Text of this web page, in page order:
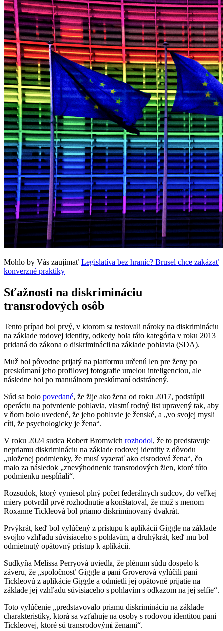
Mohlo by Vás zaujímať Legislatíva bez hraníc? Brusel chce zakázať
konverzné praktiky
Sťažnosti na diskrimináciu
transrodových osôb
Tento prípad bol prvý, v ktorom sa testovali nároky na diskrimináciu
na základe rodovej identity, odkedy bola táto kategória v roku 2013
pridaná do zákona o diskriminácii na základe pohlavia (SDA).
Muž bol pôvodne prijatý na platformu určenú len pre ženy po
preskúmaní jeho profilovej fotografie umelou inteligenciou, ale
následne bol po manuálnom preskúmaní odstránený.
Súd sa bolo povedané, že žije ako žena od roku 2017, podstúpil
operáciu na potvrdenie pohlavia, vlastní rodný list upravený tak, aby
v ňom bolo uvedené, že jeho pohlavie je ženské, a „vo svojej mysli
cíti, že psychologicky je žena“.
V roku 2024 sudca Robert Bromwich rozhodol, že to predstavuje
nepriamu diskrimináciu na základe rodovej identity z dôvodu
„uloženej podmienky, že musí vyzerať ako cisrodová žena“, čo
malo za následok „znevýhodnenie transrodových žien, ktoré túto
podmienku nespĺňali“.
Rozsudok, ktorý vyniesol plný počet federálnych sudcov, do veľkej
miery potvrdil prvé rozhodnutie a konštatoval, že muž s menom
Roxanne Tickleová bol priamo diskriminovaný dvakrát.
Prvýkrát, keď bol vylúčený z prístupu k aplikácii Giggle na základe
svojho vzhľadu súvisiaceho s pohlavím, a druhýkrát, keď mu bol
odmietnutý opätovný prístup k aplikácii.
Sudkyňa Melissa Perryová uviedla, že plénum súdu dospelo k
záveru, že „spoločnosť Giggle a pani Groverová vylúčili pani
Tickleovú z aplikácie Giggle a odmietli jej opätovné prijatie na
základe jej vzhľadu súvisiaceho s pohlavím s odkazom na jej selfie“.
Toto vylúčenie „predstavovalo priamu diskrimináciu na základe
charakteristiky, ktorá sa vzťahuje na osoby s rodovou identitou pani
Tickleovej, ktoré sú transrodovými ženami“.